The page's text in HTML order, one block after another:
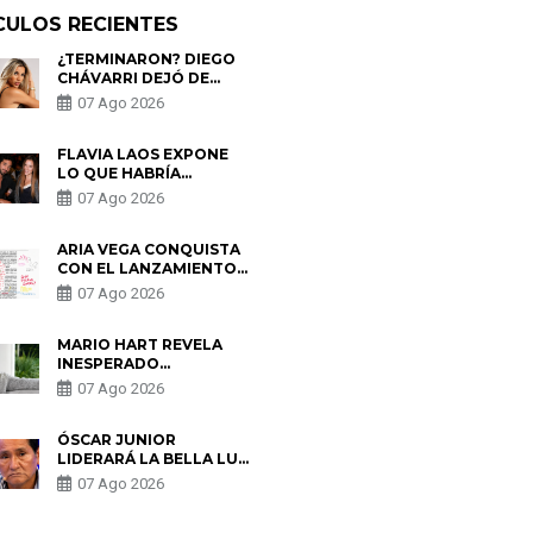
RECIENTES
¿TERMINARON? DIEGO
CHÁVARRI DEJÓ DE
SEGUIR A GABRIELA
HERRERA Y ANUNCIA SU
07 Ago 2026
FLAVIA LAOS EXPONE
LO QUE HABRÍA
BUSCADO PABLO
HEREDIA CON ALE
PARTES QUERÍA EL
REMEMBER”
07 Ago 2026
ARIA VEGA CONQUISTA
CON EL LANZAMIENTO
DE “TOTOTO (+4)”
07 Ago 2026
MARIO HART REVELA
INESPERADO
PROBLEMA DE SALUD
ANTES DE SEPARARSE
ENCONTRARON UN
TUMOR”
07 Ago 2026
ÓSCAR JUNIOR
LIDERARÁ LA BELLA LUZ
TRAS SALIDA DE SU
PADRE POR POLÉMICA
07 Ago 2026